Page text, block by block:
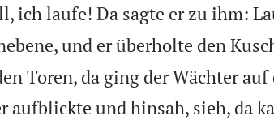
ich laufe! Da sagte er zu ihm:
und er überholte den
Toren, da ging der Wächter auf
aufblickte und hinsah, sieh, da